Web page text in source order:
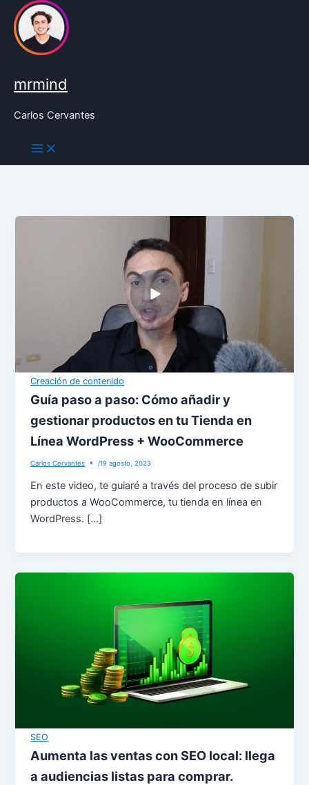
contenido
mrmind
Carlos Cervantes
Creación de contenido
Guía paso a paso: Cómo añadir y
gestionar productos en tu Tienda en
Línea WordPress + WooCommerce
Carlos Cervantes /19 agosto, 2023
En este video, te guiaré a través del proceso de subir
productos a WooCommerce, tu tienda en línea en
WordPress. […]
SEO
Aumenta las ventas con SEO local: llega
a audiencias listas para comprar.